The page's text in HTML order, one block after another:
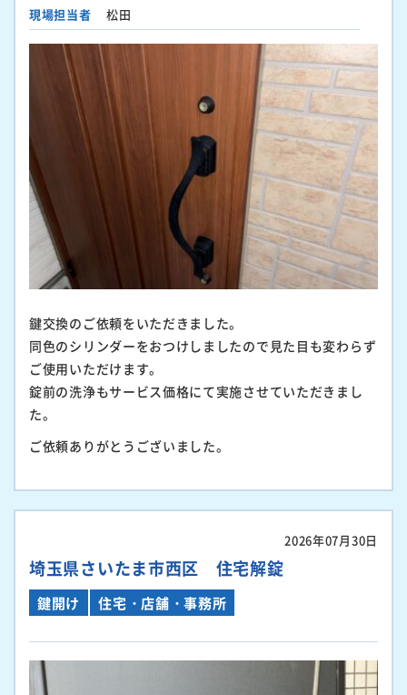
現場担当者
松田
鍵交換のご依頼をいただきました。
同色のシリンダーをおつけしましたので見た目も変わらず
ご使用いただけます。
錠前の洗浄もサービス価格にて実施させていただきまし
た。
ご依頼ありがとうございました。
2026年07月30日
埼玉県さいたま市西区 住宅解錠
鍵開け 住宅・店舗・事務所